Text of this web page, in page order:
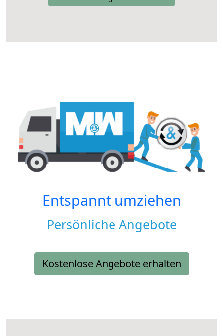
Entspannt umziehen
Persönliche Angebote
Kostenlose Angebote erhalten